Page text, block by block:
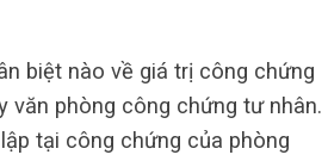
biệt nào về giá trị công chứng
văn phòng công chứng tư nhân.
tại công chứng của phòng